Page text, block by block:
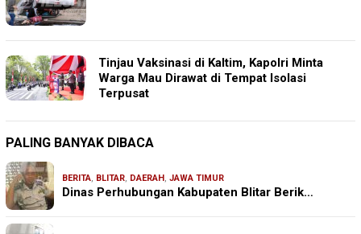
Tinjau Vaksinasi di Kaltim, Kapolri Minta
Warga Mau Dirawat di Tempat Isolasi
Terpusat
PALING BANYAK DIBACA
BERITA, BLITAR, DAERAH , JAWA TIMUR
Dinas Perhubungan Kabupaten Blitar Berik…